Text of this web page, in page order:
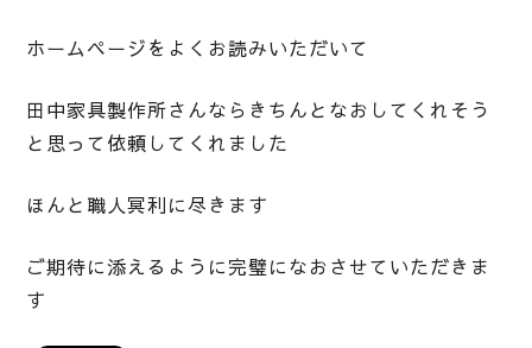
ホームページをよくお読みいただいて
田中家具製作所さんならきちんとなおしてくれそう
と思って依頼してくれました
ほんと職人冥利に尽きます
ご期待に添えるように完璧になおさせていただきま
す